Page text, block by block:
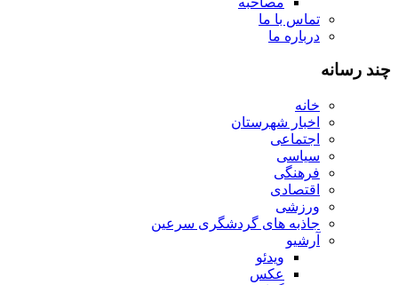
تماس با ما
درباره ما
چند رسانه
خانه
اخبار شهرستان
اجتماعی
سیاسی
فرهنگی
اقتصادی
ورزشی
جاذبه های گردشگری سرعین
آرشیو
ویدئو
عکس